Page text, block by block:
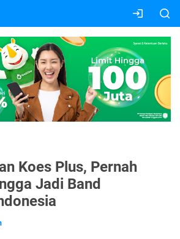
Koes Plus, Pernah
Jadi Band